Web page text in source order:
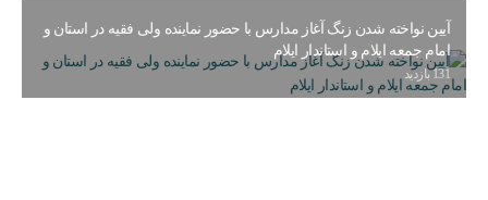
آیین نواخته شدن زنگ آغاز مدارس با حضور نماینده ولی فقیه در استان و
امام جمعه ایلام و استاندار ایلام
131 بازدید